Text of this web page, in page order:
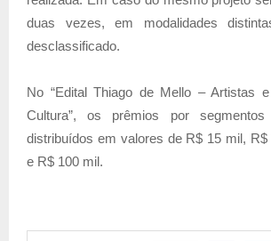
duas vezes, em modalidades
desclassificado.
No “Edital Thiago de Mello – Artistas
Cultura”, os prêmios por
distribuídos em valores de R$ 15 mil,
e R$ 100 mil.